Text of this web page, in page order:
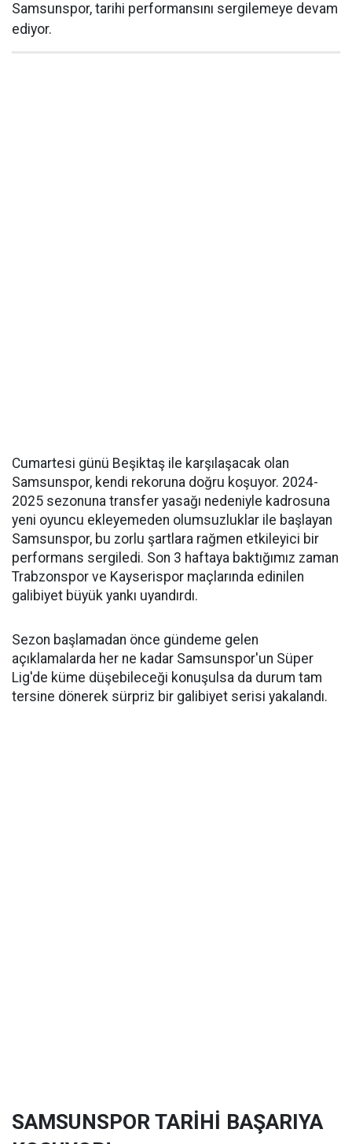
Samsunspor, tarihi performansını sergilemeye devam
ediyor.
Cumartesi günü Beşiktaş ile karşılaşacak olan
Samsunspor, kendi rekoruna doğru koşuyor. 2024-
2025 sezonuna transfer yasağı nedeniyle kadrosuna
yeni oyuncu ekleyemeden olumsuzluklar ile başlayan
Samsunspor, bu zorlu şartlara rağmen etkileyici bir
performans sergiledi. Son 3 haftaya baktığımız zaman
Trabzonspor ve Kayserispor maçlarında edinilen
galibiyet büyük yankı uyandırdı.
Sezon başlamadan önce gündeme gelen
açıklamalarda her ne kadar Samsunspor'un Süper
Lig'de küme düşebileceği konuşulsa da durum tam
tersine dönerek sürpriz bir galibiyet serisi yakalandı.
SAMSUNSPOR TARİHİ BAŞARIYA